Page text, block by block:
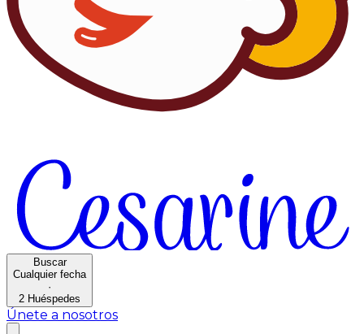
Buscar
Cualquier fecha
·
2 Huéspedes
Únete a nosotros